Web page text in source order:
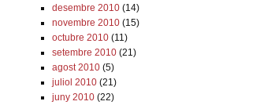
desembre 2010 (14)
novembre 2010 (15)
octubre 2010 (11)
setembre 2010 (21)
agost 2010 (5)
juliol 2010 (21)
juny 2010 (22)